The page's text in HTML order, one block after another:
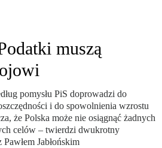
muszą
pomysłu PiS doprowadzi do
i do spowolnienia wzrostu
że Polska może nie osiągnąć żadnych
celów – twierdzi dwukrotny
Jabłońskim